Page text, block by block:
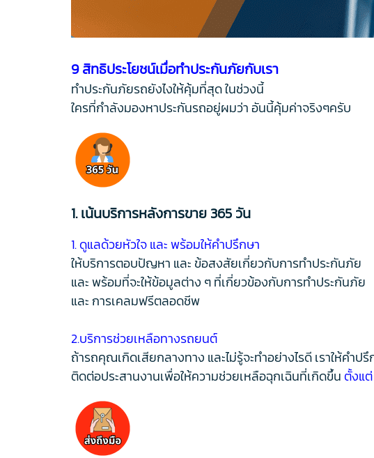
9 สิทธิประโยชน์เมื่อทำประกันภัยกับเรา
ทำประกันภัยรถยังไงให้คุ้มที่สุด ในช่วงนี้
ใครที่กำลังมองหาประกันรถอยู่ผมว่า อันนี้คุ้มค่าจริงๆครับ
1. เน้นบริการหลังการขาย 365 วัน
1. ดูแลด้วยหัวใจ และ พร้อมให้คําปรึกษา
ให้บริการตอบปัญหา และ ข้อสงสัยเกี่ยวกับการทำประกันภัย
และ พร้อมที่จะให้ข้อมูลต่าง ๆ ที่เกี่ยวข้องกับการทำประกันภัย
และ การเคลมฟรีตลอดชีพ
2.บริการช่วยเหลือทางรถยนต์
ถ้ารถคุณเกิดเสียกลางทาง และไม่รู้จะทำอย่างไรดี เราให้คำปรึ
ติดต่อประสานงานเพื่อให้ความช่วยเหลือฉุกเฉินที่เกิดขึ้น ตั้งแ